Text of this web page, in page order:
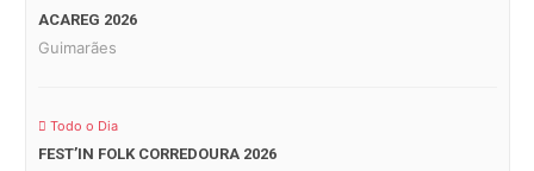
ACAREG 2026
Guimarães
Todo o Dia
FEST’IN FOLK CORREDOURA 2026